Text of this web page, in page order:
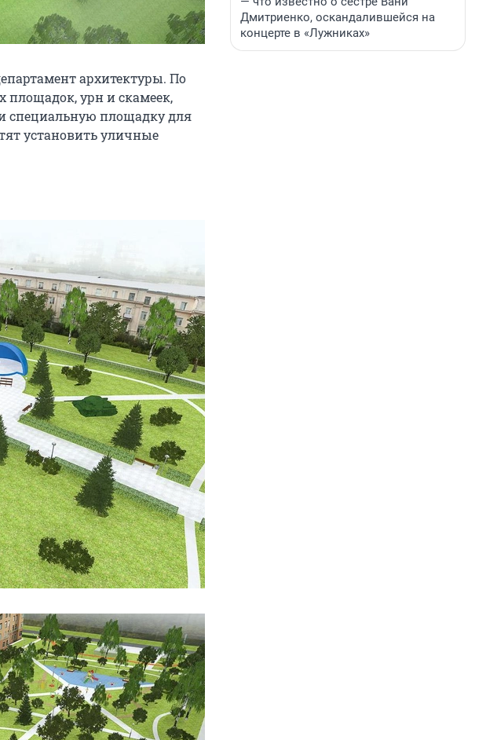
архитектуры. По
площадок, урн и скамеек,
специальную площадку для
установить уличные
Дмитриенко, оскандалившейся на
концерте в «Лужниках»